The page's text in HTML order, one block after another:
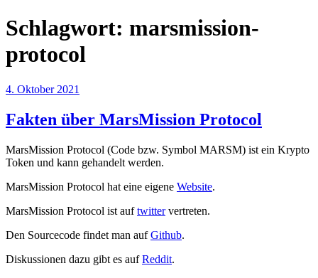
Schlagwort: marsmission-
protocol
Veröffentlicht
4. Oktober 2021
Fakten über MarsMission Protocol
MarsMission Protocol (Code bzw. Symbol MARSM) ist ein Krypto
Token und kann gehandelt werden.
MarsMission Protocol hat eine eigene Website.
MarsMission Protocol ist auftwittervertreten.
Den Sourcecode findet man aufGithub.
Diskussionen dazu gibt es aufReddit.